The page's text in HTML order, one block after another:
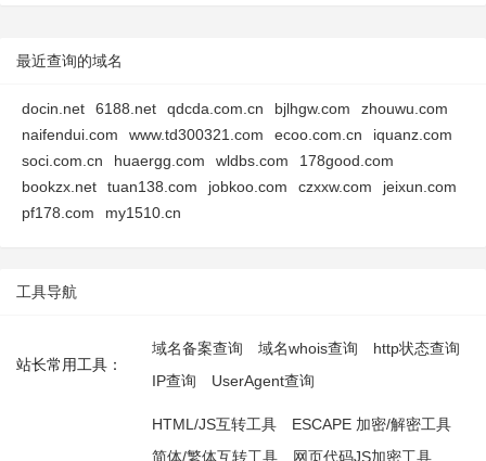
最近查询的域名
docin.net 6188.net qdcda.com.cn bjlhgw.com
zhouwu.com
naifendui.com
www.td300321.com ecoo.com.cn
iquanz.com
soci.com.cn
huaergg.com wldbs.com
178good.com
bookzx.net
tuan138.com jobkoo.com czxxw.com
jeixun.com
pf178.com
my1510.cn
工具导航
站长常用工具：
域名备案查询 域名whois查询
http状态查询
IP查询
UserAgent查询
HTML/JS互转工具
ESCAPE 加密/解密工具
简体/繁体互转工具
网页代码JS加密工具